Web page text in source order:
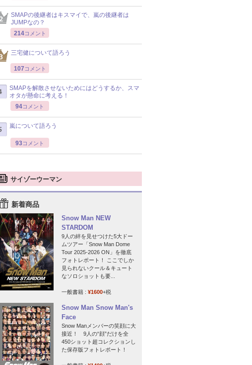
SMAPの後継者はキスマイで、嵐の後継者は
JUMPなの？
214コメント
三宅健について語ろう
107 コメント
SMAPを解散させないためにはどうするか、スマ
オタが懸命に考える！
94コメント
嵐について語ろう
93コメント
サイゾーウーマン
新着商品
Snow Man NEW
STARDOM
9人の絆を見せつけた5大ドー
ムツアー「Snow Man Dome
Tour 2025-2026 ON」を徹底
フォトレポート！ ここでしか
見られないクール＆キュート
なソロショットも要...
一般書籍 : ¥1600+税
Snow Man Snow Man's
Face
Snow Manメンバーの笑顔に大
接近！ 9人の“顔”だけを全
450ショット超コレクションし
た保存版フォトレポート！